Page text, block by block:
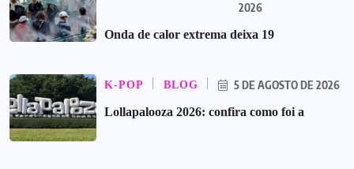
2026
Onda de calor extrema deixa 19
K-POP BLOG
5 DE AGOSTO DE 2026
Lollapalooza 2026: confira como foi a